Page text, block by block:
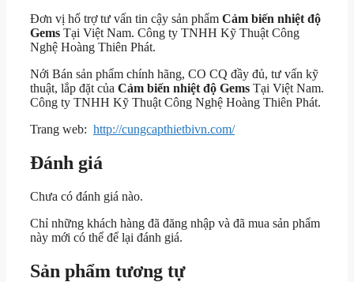
Đơn vị hổ trợ tư vấn tin cậy sản phẩm Cảm biến nhiệt độ
Gems Tại Việt Nam. Công ty TNHH Kỹ Thuật Công
Nghệ Hoàng Thiên Phát.
Nới Bán sản phẩm chính hãng, CO CQ đầy đủ, tư vấn kỹ
thuật, lắp đặt của Cảm biến nhiệt độ Gems Tại Việt Nam.
Công ty TNHH Kỹ Thuật Công Nghệ Hoàng Thiên Phát.
Trang web: http://cungcapthietbivn.com/
Đánh giá
Chưa có đánh giá nào.
Chỉ những khách hàng đã đăng nhập và đã mua sản phẩm
này mới có thể để lại đánh giá.
Sản phẩm tương tự